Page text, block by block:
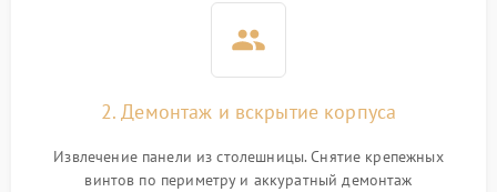
2. Демонтаж и вскрытие корпуса
Извлечение панели из столешницы. Снятие крепежных
винтов по периметру и аккуратный демонтаж